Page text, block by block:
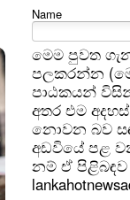
Name
මෙම පුවත
පලකරන්න
පාඨකයන්
අතර එම
නොවන බව
අඩවියේ පළ
නම් ඒ පිළිබඳව